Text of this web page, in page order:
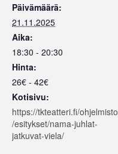
Päivämäärä:
21.11.2025
Aika:
18:30 - 20:30
Hinta:
26€ - 42€
Kotisivu:
https://tkteatteri.fi/ohjelmisto
/esitykset/nama-juhlat-
jatkuvat-viela/